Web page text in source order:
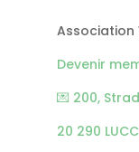
Association
Devenir
💌 200,
20 290